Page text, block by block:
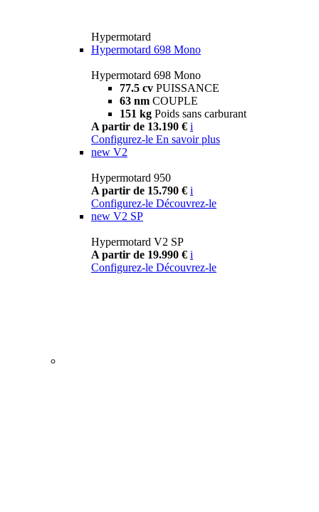
Hypermotard
Hypermotard 698 Mono
Hypermotard 698 Mono
77.5 cv PUISSANCE
63 nm COUPLE
151 kg Poids sans carburant
A partir de 13.190 € i
Configurez-le En savoir plus
new V2
Hypermotard 950
A partir de 15.790 € i
Configurez-le Découvrez-le
new V2 SP
Hypermotard V2 SP
A partir de 19.990 € i
Configurez-le Découvrez-le